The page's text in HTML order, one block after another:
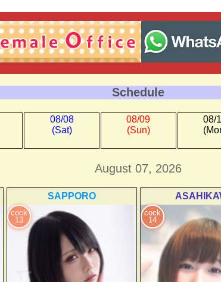
Schedule
08/08
(Sat)
08/09
(Sun)
08/
August 07, 2026
SAPPORO
cock
13
cock
14